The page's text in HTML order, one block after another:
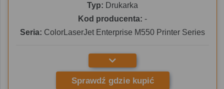
Typ: Drukarka
Kod producenta: -
Seria: ColorLaserJet Enterprise M550 Printer Series
Sprawdź gdzie kupić